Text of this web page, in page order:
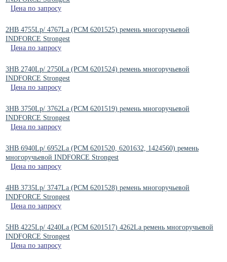
Цена по запросу
2HB 4755Lp/ 4767La (PCM 6201525) ремень многоручьевой
INDFORCE Strongest
Цена по запросу
3HB 2740Lp/ 2750La (PCM 6201524) ремень многоручьевой
INDFORCE Strongest
Цена по запросу
3HB 3750Lp/ 3762La (PCM 6201519) ремень многоручьевой
INDFORCE Strongest
Цена по запросу
3HB 6940Lp/ 6952La (PCM 6201520, 6201632, 1424560) ремень
многоручьевой INDFORCE Strongest
Цена по запросу
4HB 3735Lp/ 3747La (РСМ 6201528) ремень многоручьевой
INDFORCE Strongest
Цена по запросу
5HB 4225Lp/ 4240La (РСМ 6201517) 4262La ремень многоручьевой
INDFORCE Strongest
Цена по запросу